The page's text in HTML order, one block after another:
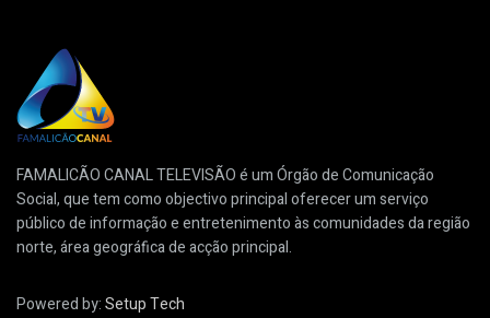
FAMALICÃO CANAL TELEVISÃO é um Órgão de Comunicação
Social, que tem como objectivo principal oferecer um serviço
público de informação e entretenimento às comunidades da região
norte, área geográfica de acção principal.
Powered by:Setup Tech